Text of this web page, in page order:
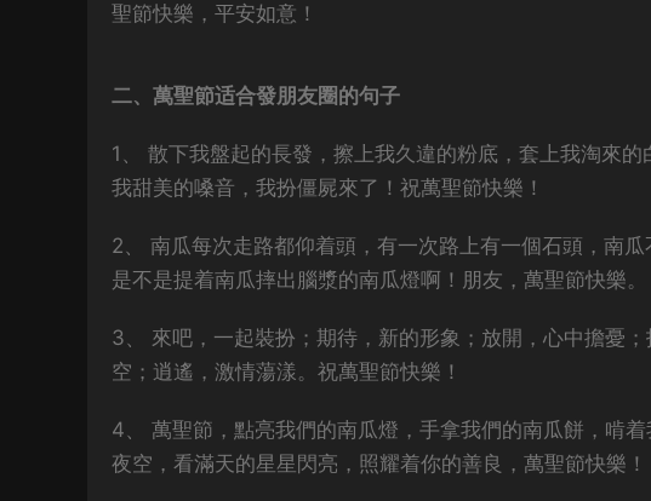
聖節快樂，平安如意！
二、萬聖節适合發朋友圈的句子
1、 散下我盤起的長發，擦上我久違的粉底，套上我淘來
我甜美的嗓音，我扮僵屍來了！祝萬聖節快樂！
2、 南瓜每次走路都仰着頭，有一次路上有一個石頭，南
是不是提着南瓜摔出腦漿的南瓜燈啊！朋友，萬聖節快樂。
3、 來吧，一起裝扮；期待，新的形象；放開，心中擔憂
空；逍遙，激情蕩漾。祝萬聖節快樂！
4、 萬聖節，點亮我們的南瓜燈，手拿我們的南瓜餅，啃
夜空，看滿天的星星閃亮，照耀着你的善良，萬聖節快樂！